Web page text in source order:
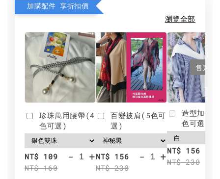
加購配件 享折扣價
瀏覽全部
珍珠萬用腰帶(4
色可選)
NT$ 109
NT$ 160
- +
百變披肩(5色可
選)
NT$ 156
NT$ 230
- +
售完
造型加分
色可選)
NT$ 156
NT$ 230